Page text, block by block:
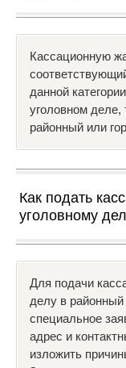
Кассационную
данной
уголовном деле,
районный или
Как подать
уголовному
Для подачи
делу в
специальное
адрес и
изложить